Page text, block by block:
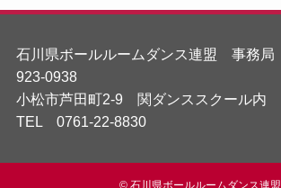
石川県ボールルームダンス連盟 事務局
923-0938
小松市芦田町2-9 関ダンススクール内
TEL 0761-22-8830
©石川県ボールルームダンス連盟.